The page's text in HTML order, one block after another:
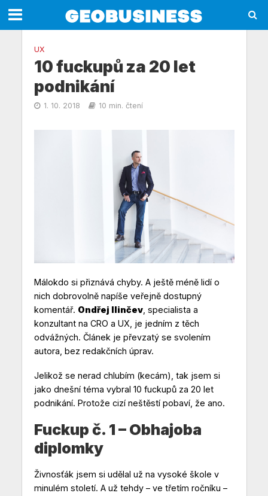
UX
10 fuckupů za 20 let
podnikání
1. 10. 2018 10 min. čtení
Málokdo si přiznává chyby. A ještě méně lidí o
nich dobrovolně napíše veřejně dostupný
komentář. Ondřej Ilinčev, specialista a
konzultant na CRO a UX, je jedním z těch
odvážných. Článek je převzatý se svolením
autora, bez redakčních úprav.
Jelikož se nerad chlubím (kecám), tak jsem si
jako dnešní téma vybral 10 fuckupů za 20 let
podnikání. Protože cizí neštěstí pobaví, že ano.
Fuckup č. 1 – Obhajoba
diplomky
Živnosťák jsem si udělal už na vysoké škole v
minulém století. A už tehdy – ve třetím ročníku –